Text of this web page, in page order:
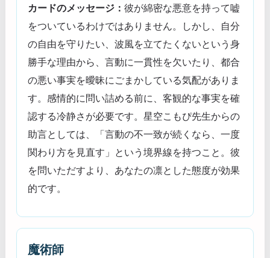
カードのメッセージ： 彼が綿密な悪意を持って嘘
をついているわけではありません。しかし、自分
の自由を守りたい、波風を立てたくないという身
勝手な理由から、言動に一貫性を欠いたり、都合
の悪い事実を曖昧にごまかしている気配がありま
す。感情的に問い詰める前に、客観的な事実を確
認する冷静さが必要です。星空こもぴ先生からの
助言としては、「言動の不一致が続くなら、一度
関わり方を見直す」という境界線を持つこと。彼
を問いただすより、あなたの凛とした態度が効果
的です。
魔術師